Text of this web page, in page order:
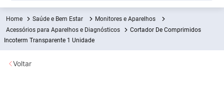
Saúde e Bem Estar
Monitores e Aparelhos
Acessórios para Aparelhos e Diagnósticos
Cortador De Comprimidos
Incoterm Transparente 1 Unidade
Voltar
Termos mais buscados
1º Fralda